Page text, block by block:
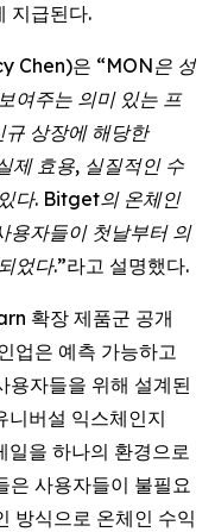
지급된다.
Chen)은 “MON은 성
여주는 의미 있는 프
상장에 해당한
제 효용, 실질적인 수
다. Bitget의 온체인
용자들이 첫날부터 의
었다.”라고 설명했다.
확장 제품군 공개
업은 예측 가능하고
용자들을 위해 설계된
버설 익스체인지
일을 하나의 환경으로
은 사용자들이 불필요
방식으로 온체인 수익